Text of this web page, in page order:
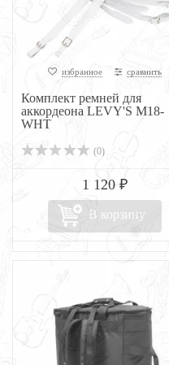
избранное сравнить
Комплект ремней для
аккордеона LEVY'S M18-
WHT
(0)
1 120 ₽
В корзину